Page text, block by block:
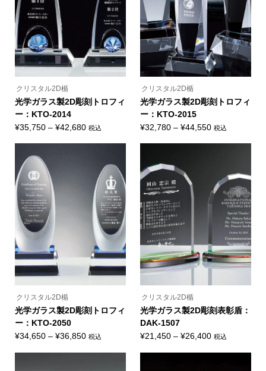
クリスタル2D楯
光学ガラス製2D彫刻トロフィ
ー：KTO-2014
¥35,750 – ¥42,680価
¥35,750
¥42,680
税込
の
に
は
複
数
の
バ
リ
エ
ー
シ
ョ
ン
が
あ
り
ま
す。
オ
シ
ョ
は
クリスタル2D楯
光学ガラス製2D彫刻トロフィ
ー：KTO-2015
¥32,780 –¥44,550価
¥44,550
税込
の
に
は
複
数
の
バ
リ
エ
シ
ョ
ン
が
あ
り
ま
す。
オ
プ
シ
ョ
は
クリスタル2D楯
光学ガラス製2D彫刻トロフィ
ー：KTO-2050
¥34,650 – ¥36,850価税込
の
クリスタル2D楯
光学ガラス製2D彫刻表彰盾：
DAK-1507
¥21,450 –¥26,400価税込
の